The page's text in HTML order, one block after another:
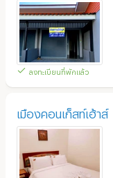
ลงทะเบียนที่พักแล้ว
เมืองคอนเก็สท์เฮ้าส์